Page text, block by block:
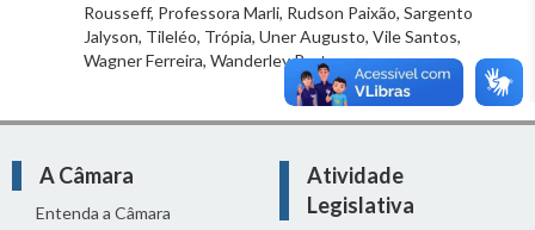
Rousseff, Professora Marli, Rudson Paixão, Sargento
Jalyson, Tileléo, Trópia, Uner Augusto, Vile Santos,
Wagner Ferreira, Wanderley Porto.
A Câmara
Entenda a Câmara
Atividade
Legislativa